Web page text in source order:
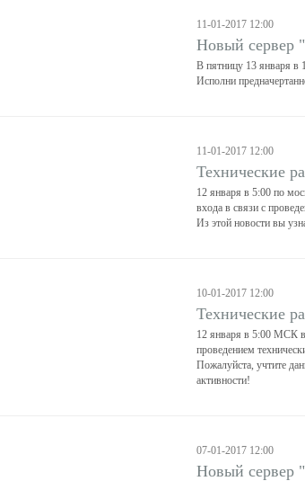
11-01-2017 12:00
Новый сервер
В пятницу 13 января в
Исполни
11-01-2017 12:00
Технические
12 января в 5:00 по
входа в связи с
Из этой новости вы
10-01-2017 12:00
Технические
12 января в 5:00 МСК
проведением
Пожалуйста, учтите
активности!
07-01-2017 12:00
Новый сервер